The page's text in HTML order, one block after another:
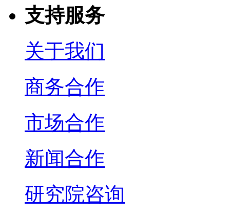
支持服务
关于我们
商务合作
市场合作
新闻合作
研究院咨询